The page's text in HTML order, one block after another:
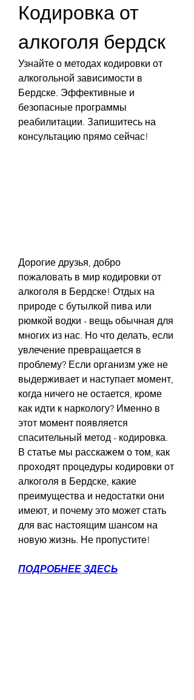
Кодировка от
алкоголя бердск
Узнайте о методах кодировки от
алкогольной зависимости в
Бердске. Эффективные и
безопасные программы
реабилитации. Запишитесь на
консультацию прямо сейчас!
Дорогие друзья, добро
пожаловать в мир кодировки от
алкоголя в Бердске! Отдых на
природе с бутылкой пива или
рюмкой водки - вещь обычная для
многих из нас. Но что делать, если
увлечение превращается в
проблему? Если организм уже не
выдерживает и наступает момент,
когда ничего не остается, кроме
как идти к наркологу? Именно в
этот момент появляется
спасительный метод - кодировка.
В статье мы расскажем о том, как
проходят процедуры кодировки от
алкоголя в Бердске, какие
преимущества и недостатки они
имеют, и почему это может стать
для вас настоящим шансом на
новую жизнь. Не пропустите!
ПОДРОБНЕЕ ЗДЕСЬ